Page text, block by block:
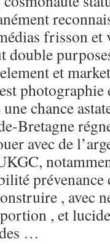
frisson
double
et
chance
Bretagne
avec de
, avec
, et
…